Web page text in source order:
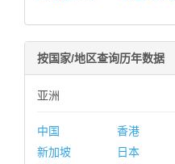
按国家/地区查询历年数据
亚洲
中国 香港
新加坡
日本